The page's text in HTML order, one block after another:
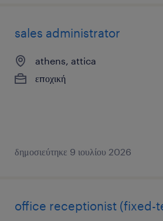
sales administrator
athens, attica
εποχική
δημοσιεύτηκε 9 ιουλίου 2026
office receptionist (fixed-